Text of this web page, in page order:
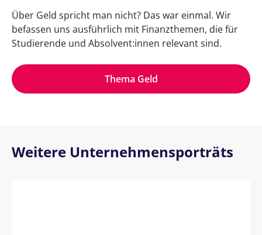
Über Geld spricht man nicht? Das war einmal. Wir
befassen uns ausführlich mit Finanzthemen, die für
Studierende und Absolvent:innen relevant sind.
Thema Geld
Weitere Unternehmensporträts